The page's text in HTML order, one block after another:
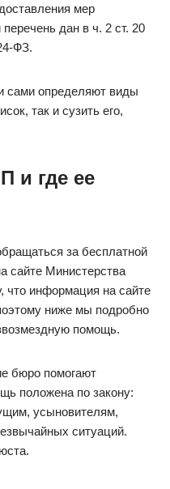
мер
дан в ч. 2 ст. 20
ФЗ.
сами определяют виды
так и сузить его,
и где ее
за бесплатной
сайте Министерства
что информация на сайте
ниже мы подробно
помощь.
бюро помогают
положена по закону:
усыновителям,
ситуаций.